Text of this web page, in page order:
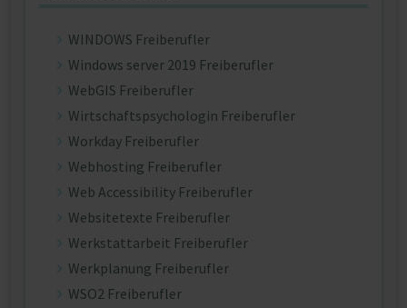
WINDOWS Freiberufler
Windows server 2019 Freiberufler
WebGIS Freiberufler
Wirtschaftspsychologin Freiberufler
Workday Freiberufler
Webhosting Freiberufler
Web Accessibility Freiberufler
Websitetexte Freiberufler
Werkstattarbeit Freiberufler
Werkplanung Freiberufler
WSO2 Freiberufler